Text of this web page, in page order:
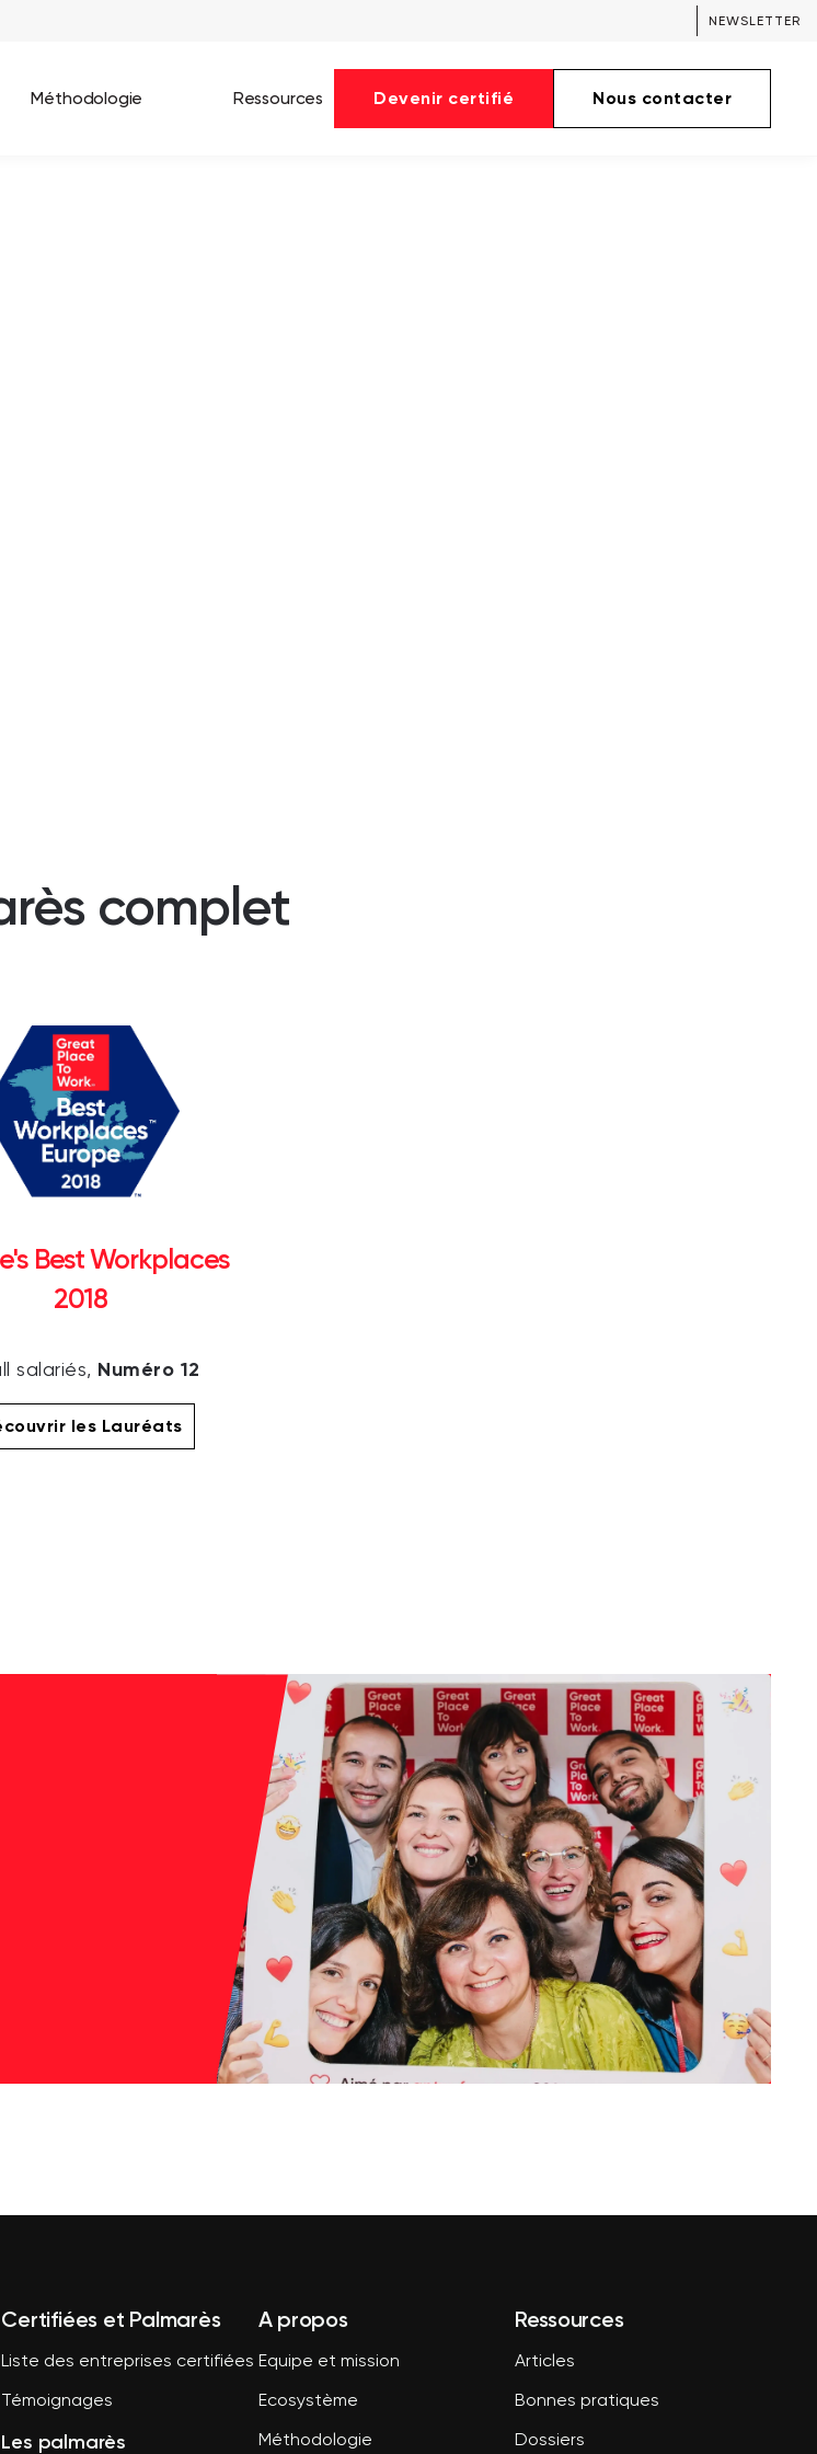
NEWSLETTER
Méthodologie Ressources Devenir certifié Nous contacter
complet
Best Workplaces
2018
salariés, Numéro 12
les Lauréats
Certifiées et Palmarès
Liste des entreprises certifiées
Témoignages
Les palmarès
A propos
Equipe et mission
Ecosystème
Méthodologie
Ressources
Articles
Bonnes pratiques
Dossiers